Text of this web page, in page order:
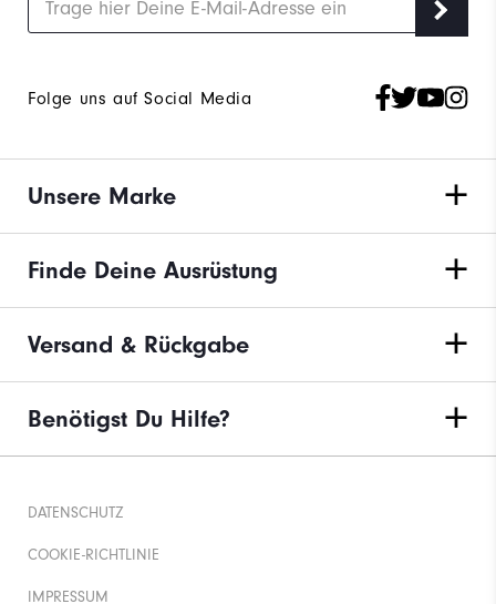
Folge uns auf Social Media
Unsere Marke
Finde Deine Ausrüstung
Versand & Rückgabe
Benötigst Du Hilfe?
DATENSCHUTZ
COOKIE-RICHTLINIE
IMPRESSUM